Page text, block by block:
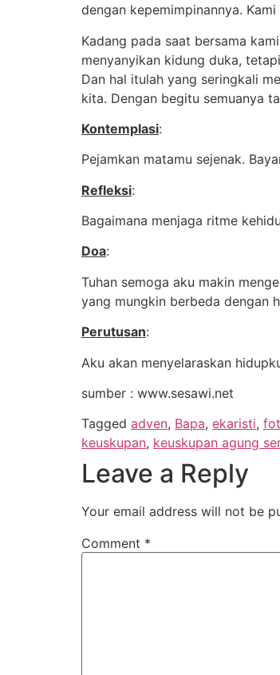
dengan kepemimpinannya.
Kadang pada saat bersama
menyanyikan kidung duka,
Dan hal itulah yang seringkali
kita. Dengan begitu semuanya
Kontemplasi:
Pejamkan matamu sejenak.
Refleksi:
Bagaimana menjaga ritme
Doa:
Tuhan semoga aku makin
yang mungkin berbeda dengan
Perutusan:
Aku akan menyelaraskan
sumber : www.sesawi.net
Tagged adven, Bapa, ekaristi,
keuskupan, keuskupan agung
Leave a Reply
Your email address will not be
Comment *